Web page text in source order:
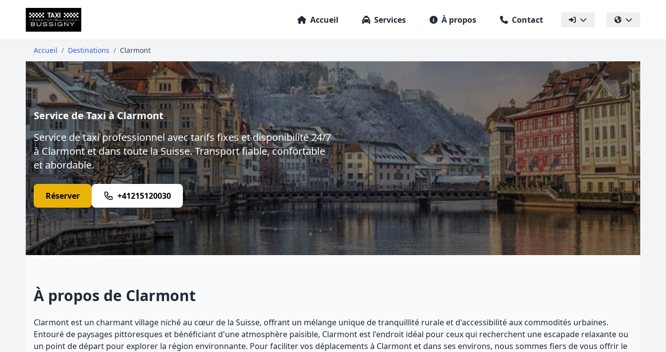
Accueil Services À propos Contact
Accueil / Destinations / Clarmont
Service de Taxi à Clarmont
Service de taxi professionnel avec tarifs fixes et disponibilité 24/7
à Clarmont et dans toute la Suisse. Transport fiable, confortable
et abordable.
Réserver +41215120030
À propos de Clarmont
Clarmont est un charmant village niché au cœur de la Suisse, offrant un mélange unique de tranquillité rurale et d'accessibilité aux commodités urbaines.
Entouré de paysages pittoresques et bénéficiant d'une atmosphère paisible, Clarmont est l'endroit idéal pour ceux qui recherchent une escapade relaxante ou
un point de départ pour explorer la région environnante. Pour faciliter vos déplacements à Clarmont et dans ses environs, nous sommes fiers de vous offrir le